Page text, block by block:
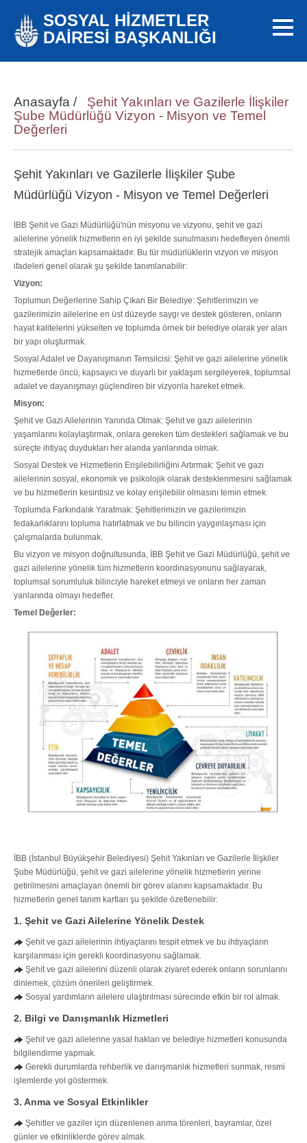
SOSYAL HİZMETLER
DAİRESİ BAŞKANLIĞI
Anasayfa /
Şehit Yakınları ve Gazilerle İlişkiler
Şube Müdürlüğü Vizyon - Misyon ve Temel
Değerleri
Şehit Yakınları ve Gazilerle İlişkiler Şube
Müdürlüğü Vizyon - Misyon ve Temel Değerleri
İBB Şehit ve Gazi Müdürlüğü'nün misyonu ve vizyonu, şehit ve gazi
ailelerine yönelik hizmetlerin en iyi şekilde sunulmasını hedefleyen önemli
stratejik amaçları kapsamaktadır. Bu tür müdürlüklerin vizyon ve misyon
ifadeleri genel olarak şu şekilde tanımlanabilir:
Vizyon:
Toplumun Değerlerine Sahip Çıkan Bir Belediye: Şehitlerimizin ve
gazilerimizin ailelerine en üst düzeyde saygı ve destek gösteren, onların
hayat kalitelerini yükselten ve toplumda örnek bir belediye olarak yer alan
bir yapı oluşturmak.
Sosyal Adalet ve Dayanışmanın Temsilcisi: Şehit ve gazi ailelerine yönelik
hizmetlerde öncü, kapsayıcı ve duyarlı bir yaklaşım sergileyerek, toplumsal
adalet ve dayanışmayı güçlendiren bir vizyonla hareket etmek.
Misyon:
Şehit ve Gazi Ailelerinin Yanında Olmak: Şehit ve gazi ailelerinin
yaşamlarını kolaylaştırmak, onlara gereken tüm destekleri sağlamak ve bu
süreçte ihtiyaç duydukları her alanda yanlarında olmak.
Sosyal Destek ve Hizmetlerin Erişilebilirliğini Artırmak: Şehit ve gazi
ailelerinin sosyal, ekonomik ve psikolojik olarak desteklenmesini sağlamak
ve bu hizmetlerin kesintisiz ve kolay erişilebilir olmasını temin etmek.
Toplumda Farkındalık Yaratmak: Şehitlerimizin ve gazilerimizin
fedakarlıklarını topluma hatırlatmak ve bu bilincin yaygınlaşması için
çalışmalarda bulunmak.
Bu vizyon ve misyon doğrultusunda, İBB Şehit ve Gazi Müdürlüğü, şehit ve
gazi ailelerine yönelik tüm hizmetlerin koordinasyonunu sağlayarak,
toplumsal sorumluluk bilinciyle hareket etmeyi ve onların her zaman
yanlarında olmayı hedefler.
Temel Değerler:
İBB (İstanbul Büyükşehir Belediyesi) Şehit Yakınları ve Gazilerle İlişkiler
Şube Müdürlüğü, şehit ve gazi ailelerine yönelik hizmetlerin yerine
getirilmesini amaçlayan önemli bir görev alanını kapsamaktadır. Bu
hizmetlerin genel tanım kartları şu şekilde özetlenebilir:
1. Şehit ve Gazi Ailelerine Yönelik Destek
Şehit ve gazi ailelerinin ihtiyaçlarını tespit etmek ve bu ihtiyaçların
karşılanması için gerekli koordinasyonu sağlamak.
Şehit ve gazi ailelerini düzenli olarak ziyaret ederek onların sorunlarını
dinlemek, çözüm önerileri geliştirmek.
Sosyal yardımların ailelere ulaştırılması sürecinde etkin bir rol almak.
2. Bilgi ve Danışmanlık Hizmetleri
Şehit ve gazi ailelerine yasal hakları ve belediye hizmetleri konusunda
bilgilendirme yapmak.
Gerekli durumlarda rehberlik ve danışmanlık hizmetleri sunmak, resmi
işlemlerde yol göstermek.
3. Anma ve Sosyal Etkinlikler
Şehitler ve gaziler için düzenlenen anma törenleri, bayramlar, özel
günler ve etkinliklerde görev almak.